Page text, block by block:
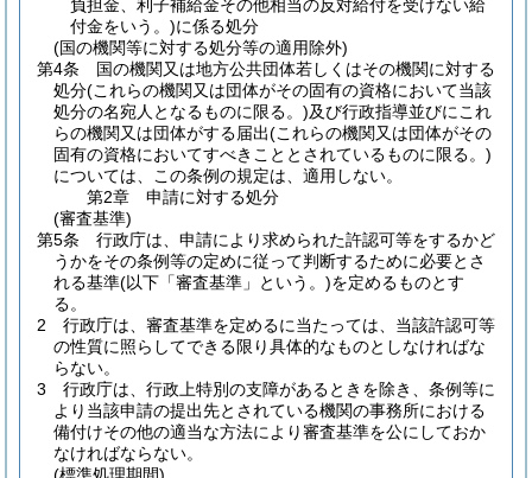
負担金、利子補給金その他相当の反対給付を受けない給
付金をいう。)に係る処分
(国の機関等に対する処分等の適用除外)
第4条
国の機関又は地方公共団体若しくはその機関に対する
処分(これらの機関又は団体がその固有の資格において当該
処分の名宛人となるものに限る。)及び行政指導並びにこれ
らの機関又は団体がする届出(これらの機関又は団体がその
固有の資格においてすべきこととされているものに限る。)
については、この条例の規定は、適用しない。
第2章
申請に対する処分
(審査基準)
第5条
行政庁は、申請により求められた許認可等をするかど
うかをその条例等の定めに従って判断するために必要とさ
れる基準(以下「審査基準」という。)を定めるものとす
る。
2
行政庁は、審査基準を定めるに当たっては、当該許認可等
の性質に照らしてできる限り具体的なものとしなければな
らない。
3
行政庁は、行政上特別の支障があるときを除き、条例等に
より当該申請の提出先とされている機関の事務所における
備付けその他の適当な方法により審査基準を公にしておか
なければならない。